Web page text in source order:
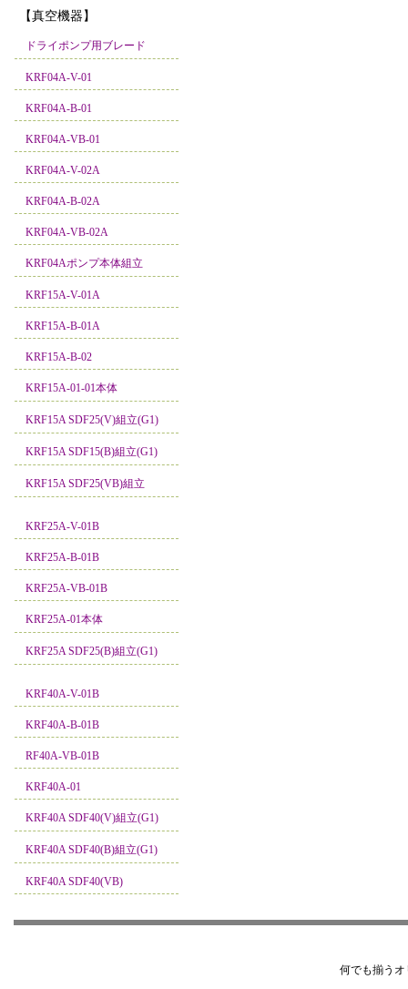
【真空機器】
ドライポンプ用ブレード
KRF04A-V-01
KRF04A-B-01
KRF04A-VB-01
KRF04A-V-02A
KRF04A-B-02A
KRF04A-VB-02A
KRF04Aポンプ本体組立
KRF15A-V-01A
KRF15A-B-01A
KRF15A-B-02
KRF15A-01-01本体
KRF15A SDF25(V)組立(G1)
KRF15A SDF15(B)組立(G1)
KRF15A SDF25(VB)組立
KRF25A-V-01B
KRF25A-B-01B
KRF25A-VB-01B
KRF25A-01本体
KRF25A SDF25(B)組立(G1)
KRF40A-V-01B
KRF40A-B-01B
RF40A-VB-01B
KRF40A-01
KRF40A SDF40(V)組立(G1)
KRF40A SDF40(B)組立(G1)
KRF40A SDF40(VB)
何でも揃う